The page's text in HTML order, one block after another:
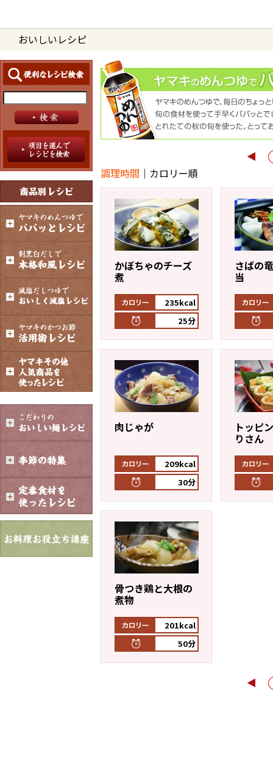
商品情報
旨さ、別格。だし屋の鍋
レシピ
おいしいレシピを探す
おいしいレシピトップ
主食レシピ
主菜レシピ
汁物レシピ
時短レシピ
おいしいレシピを商品から探す
かつお節レシピ
めんつゆレシピ
割烹白だしレシピ
レシピ特設サイト
割烹白だしレシピ特集
かつお節・だしを楽しむ
かつお節・だしを知る
だしの取り方
かつお節の削り方
かつお節・だしをもっと知る
ヤマキ かつお節プラス®
かつお節・だしを楽しむ
だしコミュ
CM・キャンペーン
キャンペーン一覧
企業・採用情報
企業情報
- 百年対話
- ヤマキ かつお節プラス®
採用情報
- ジョブリターン制
お問い合わせ
ヤマキお客様相談室
オンラインショップ
コミュニティサイト
Global
おいしいレシピ
調理時間 ｜ カロリー順
かぼちゃのチーズ
煮
235kcal
25分
さばの
当
肉じゃが
209kcal
30分
トッピ
りさん
骨つき鶏と大根の
煮物
201kcal
50分